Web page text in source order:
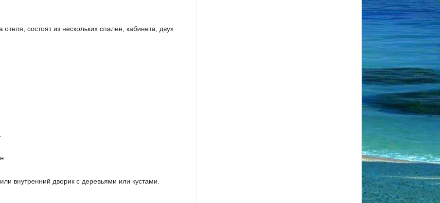
состоят из нескольких спален, кабинета, двух
внутренний дворик с деревьями или кустами.